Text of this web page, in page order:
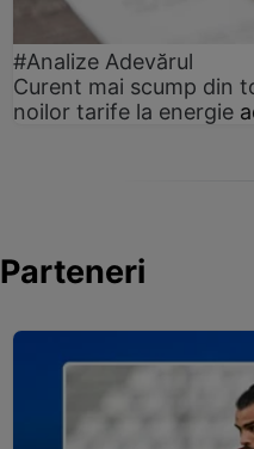
#Analize Adevărul
Curent mai scump din
noilor tarife la energie
Parteneri